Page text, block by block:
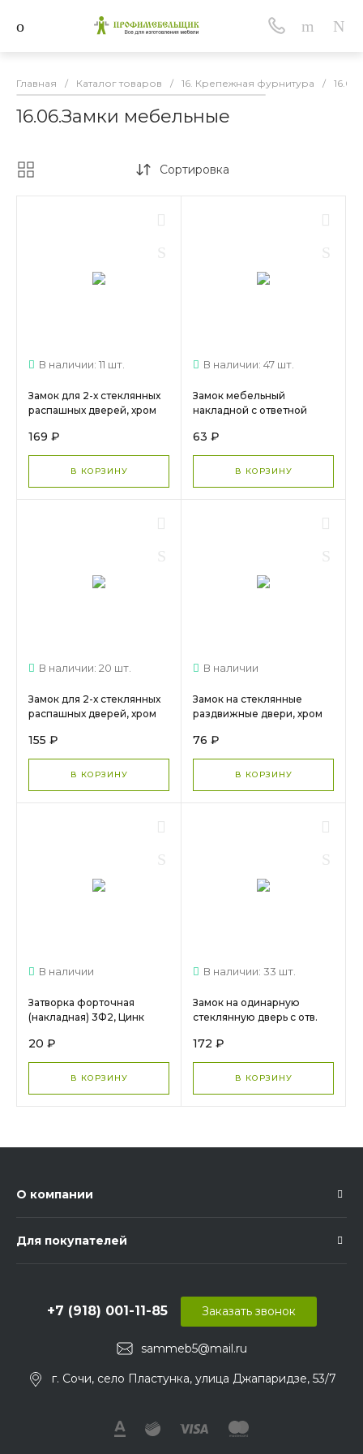
Главная / Каталог товаров / 16. Крепежная фурнитура /
16.06.Замки мебельные
Сортировка
В наличии: 11 шт.
Замок для 2-х стеклянных
распашных дверей, хром
169 ₽
В КОРЗИНУ
В наличии: 47 шт.
Замок мебельный
накладной с ответной
63 ₽
В КОРЗИНУ
В наличии: 20 шт.
Замок для 2-х стеклянных
распашных дверей, хром
155 ₽
В КОРЗИНУ
В наличии
Замок на стеклянные
раздвижные двери, хром
76 ₽
В КОРЗИНУ
В наличии
Затворка форточная
(накладная) 3Ф2, Цинк
20 ₽
В КОРЗИНУ
В наличии: 33 шт.
Замок на одинарную
стеклянную дверь с отв.
172 ₽
В КОРЗИНУ
О компании
Для покупателей
sammeb5@mail.ru
+7 (918) 001-11-85
г. Сочи, село Пластунка, улица Джапаридзе, 53/7
Заказать звонок